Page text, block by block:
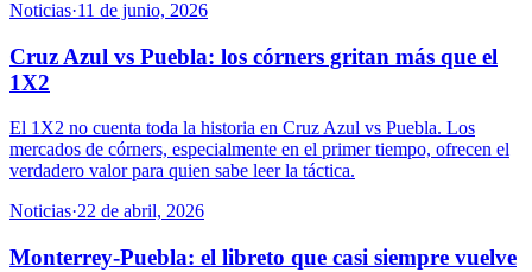
Noticias·11 de junio, 2026
Cruz Azul vs Puebla: los córners gritan más que el
1X2
El 1X2 no cuenta toda la historia en Cruz Azul vs Puebla. Los
mercados de córners, especialmente en el primer tiempo, ofrecen el
verdadero valor para quien sabe leer la táctica.
Noticias·22 de abril, 2026
Monterrey-Puebla: el libreto que casi siempre vuelve